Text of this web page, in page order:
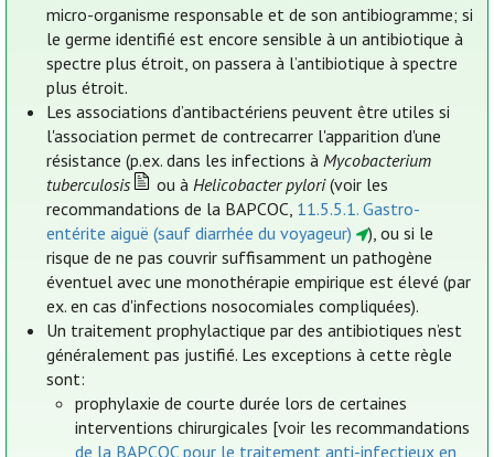
micro-organisme responsable et de son antibiogramme; si
le germe identifié est encore sensible à un antibiotique à
spectre plus étroit, on passera à l’antibiotique à spectre
plus étroit.
Les associations d’antibactériens peuvent être utiles si
l'association permet de contrecarrer l'apparition d'une
résistance (p.ex. dans les infections àMycobacterium
tuberculosis
ou à Helicobacter pylori(voir les
recommandations de la BAPCOC, 11.5.5.1. Gastro-
entérite aiguë (sauf diarrhée du voyageur)
), ou si le
risque de ne pas couvrir suffisamment un pathogène
éventuel avec une monothérapie empirique est élevé (par
ex. en cas d'infections nosocomiales compliquées).
Un traitement prophylactique par des antibiotiques n’est
généralement pas justifié. Les exceptions à cette règle
sont:
prophylaxie de courte durée lors de certaines
interventions chirurgicales [voir les recommandations
de la BAPCOC pour le traitement anti-infectieux en